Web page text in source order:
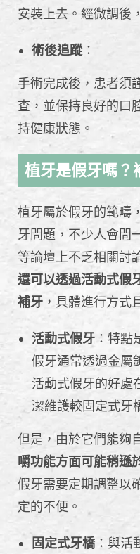
安裝上去。經微調後
術後追蹤：
手術完成後，患者須
查，並保持良好的口
持健康狀態。
植牙是假牙嗎？
植牙屬於假牙的範疇
牙問題，不少人會
等論壇上不乏相關討
還可以透過活動式假
補牙 ，具體進行方式
活動式假牙 ：特
假牙通常透過金屬
活動式假牙的好處
潔維護較固定式牙
但是，由於它們能夠
嚼功能方面可能稍遜
假牙需要定期調整以
定的不便。
固定式牙橋：與活